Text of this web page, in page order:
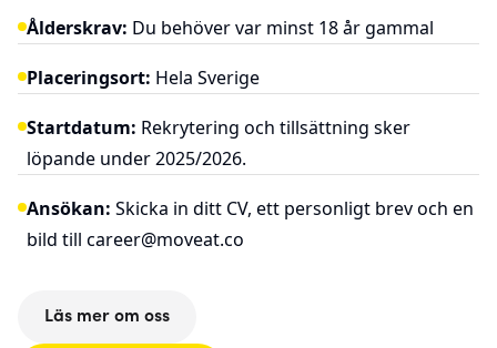
Ålderskrav: Du behöver var minst 18 år gammal
Placeringsort: Hela Sverige
Startdatum: Rekrytering och tillsättning sker
löpande under 2025/2026.
Ansökan: Skicka in ditt CV, ett personligt brev och en
bild till career@moveat.co
Läs mer om oss